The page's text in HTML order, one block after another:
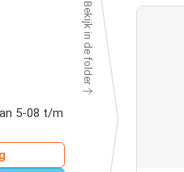
5-08 t/m
Bekijk in de folder